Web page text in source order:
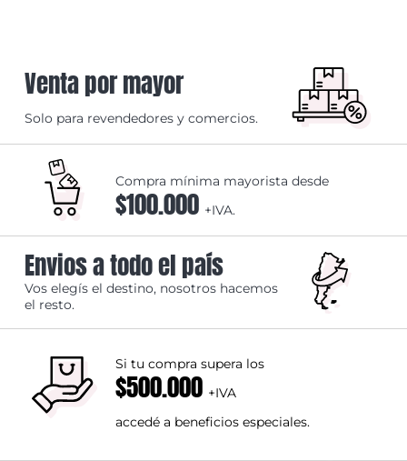
Venta por mayor
Solo para revendedores y comercios.
Compra mínima mayorista desde
$100.000 +IVA.
Envios a todo el país
Vos elegís el destino, nosotros hacemos
el resto.
Si tu compra supera los
$500.000 +IVA
accedé a beneficios especiales.